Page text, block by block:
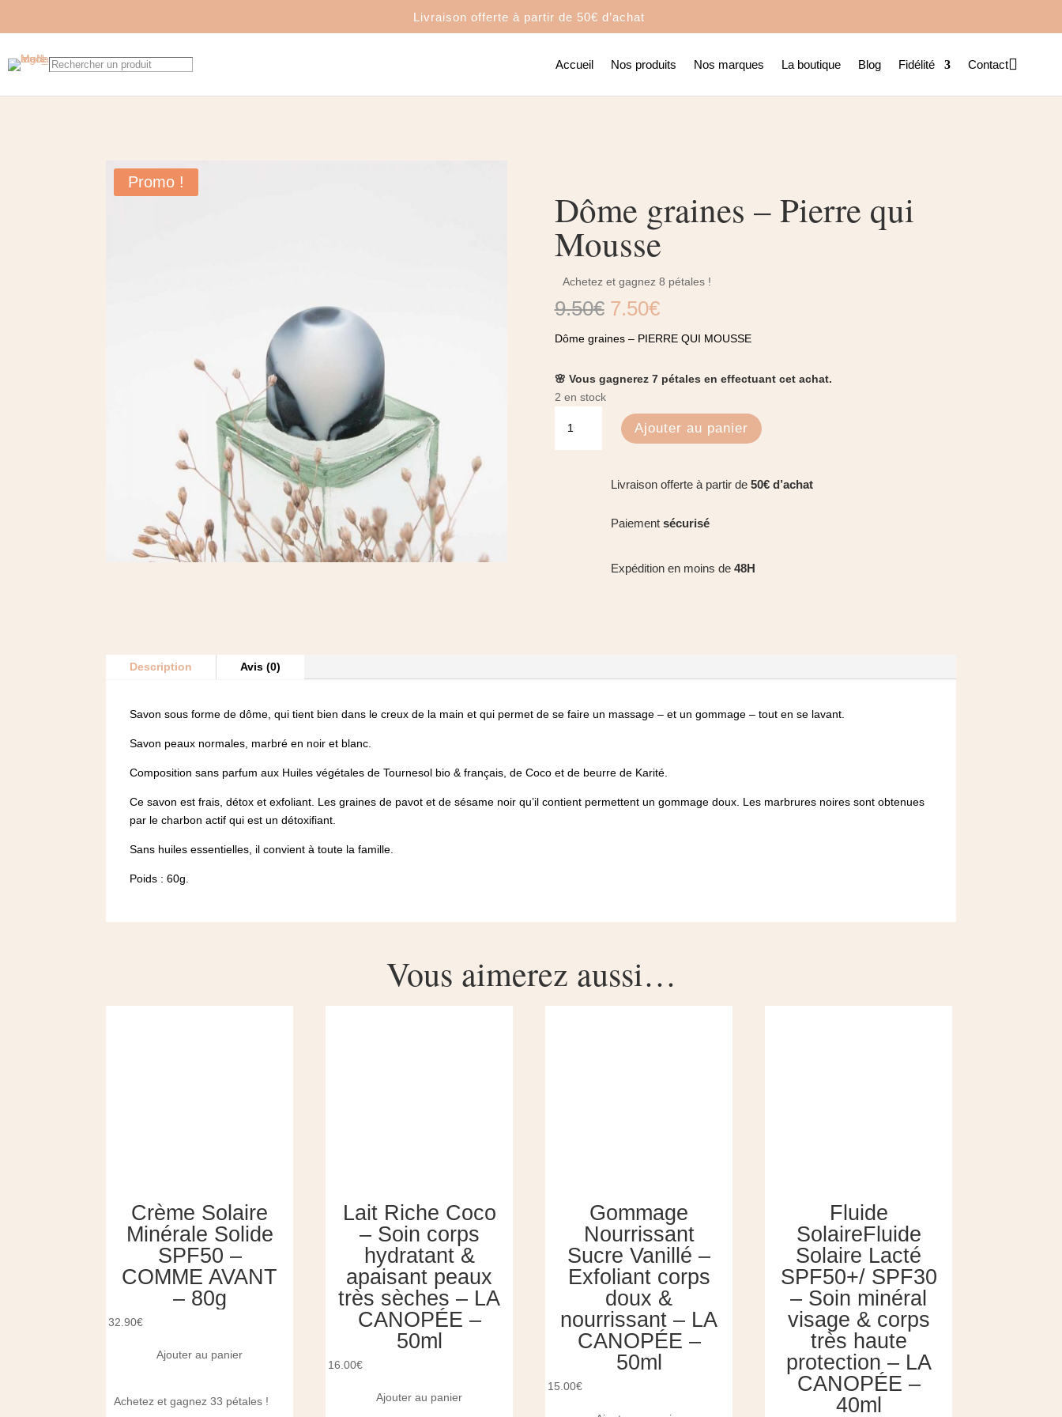
Livraison offerte à partir de 50€ d’achat
Accueil Nos produits Nos marques La boutique Blog Fidélité Contact
Promo !
Dôme graines – Pierre qui
Mousse
Achetez et gagnez 8 pétales !
9.50€ Le
initial
9.50€.
7.50€Le
actuel
7.50€.
Dôme graines – PIERRE QUI MOUSSE
🌸 Vous gagnerez 7 pétales en effectuant cet achat.
2 en stock
Dôme
Ajouter au panier
Livraison offerte à partir de 50€ d’achat
Paiement sécurisé
Expédition en moins de 48H
Description Avis (0)
Savon sous forme de dôme, qui tient bien dans le creux de la main et qui permet de se faire un massage – et un gommage – tout en se lavant.
Savon peaux normales, marbré en noir et blanc.
Composition sans parfum aux Huiles végétales de Tournesol bio & français, de Coco et de beurre de Karité.
Ce savon est frais, détox et exfoliant. Les graines de pavot et de sésame noir qu’il contient permettent un gommage doux. Les marbrures noires sont obtenues
par le charbon actif qui est un détoxifiant.
Sans huiles essentielles, il convient à toute la famille.
Poids : 60g.
Vous aimerez aussi…
Crème Solaire
Minérale Solide
SPF50 –
COMME AVANT
– 80g
32.90€
Ajouter au panier
Achetez et gagnez 33 pétales !
Lait Riche Coco
– Soin corps
hydratant &
apaisant peaux
très sèches – LA
CANOPÉE –
50ml
16.00€
Ajouter au panier
Gommage
Nourrissant
Sucre Vanillé –
Exfoliant corps
doux &
nourrissant – LA
CANOPÉE –
50ml
15.00€
Fluide
SolaireFluide
Solaire Lacté
SPF50+/ SPF30
– Soin minéral
visage & corps
très haute
protection – LA
CANOPÉE –
40ml